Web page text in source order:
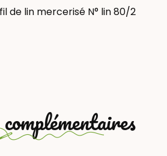
de lin mercerisé N° lin 80/2